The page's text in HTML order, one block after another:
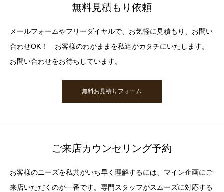
無料見積もり依頼
メールフォームやフリーダイヤルで、お気軽に見積もり、お問い
合わせOK！ お客様のわがままを私達がカタチにいたします。
お問い合わせをお待ちしています。
無料お見積りフォーム
ご来店カウンセリング予約
お客様のニーズを私共がいち早く理解するには、マイン企画にご
来店いただくのが一番です。専門スタッフがスムーズに対応する